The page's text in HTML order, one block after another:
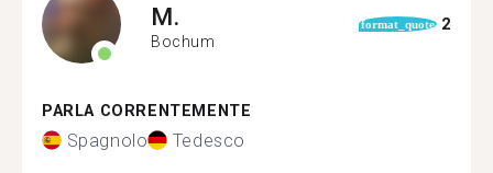
M.
Bochum
format_quote 2
PARLA CORRENTEMENTE
Spagnolo Tedesco